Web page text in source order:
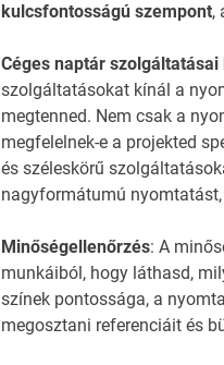
kulcsfontosságú szempont,
Céges naptár
szolgáltatásokat kínál a
megtenned. Nem csak a
megfelelnek-e a projekted
és széleskörű
nagyformátumú
Minőségellenőrzés: A
munkáiból, hogy láthasd,
színek pontossága, a
megosztani referenciáit és